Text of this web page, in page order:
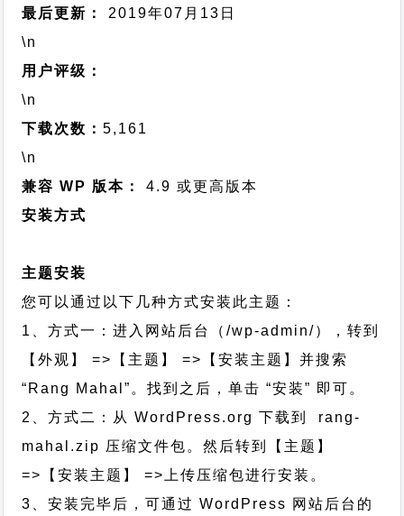
最后更新：
2019年07月13日
\n
用户评级：
\n
下载次数：5,161
\n
兼容 WP 版本：
4.9 或更高版本
安装方式
主题安装
您可以通过以下几种方式安装此主题：
1、方式一：进入网站后台（/wp-admin/），转到
【外观】 =>【主题】 =>【安装主题】并搜索
“Rang Mahal”。找到之后，单击 “安装” 即可。
2、方式二：从 WordPress.org 下载到 rang-
mahal.zip 压缩文件包。然后转到【主题】
=>【安装主题】 =>上传压缩包进行安装。
3、安装完毕后，可通过 WordPress 网站后台的